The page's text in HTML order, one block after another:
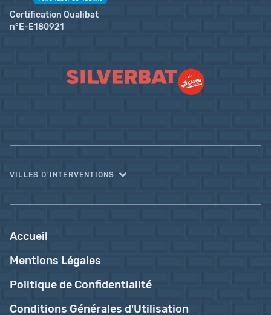
Certification Qualibat
n°E-E180921
VILLES D'INTERVENTIONS
Accueil
Mentions Légales
Politique de Confidentialité
Conditions Générales d'Utilisation